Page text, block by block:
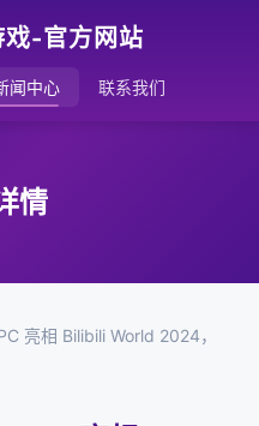
戏-官方网站
闻中心 联系我们
情
亮相 Bilibili World 2024，